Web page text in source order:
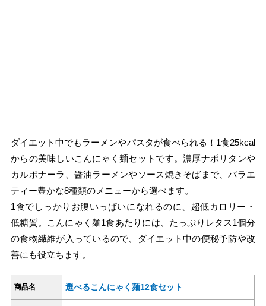
ダイエット中でもラーメンやパスタが食べられる！1食25kcal
からの美味しいこんにゃく麺セットです。濃厚ナポリタンや
カルボナーラ、醤油ラーメンやソース焼きそばまで、バラエ
ティー豊かな8種類のメニューから選べます。
1食でしっかりお腹いっぱいになれるのに、超低カロリー・
低糖質。こんにゃく麺1食あたりには、たっぷりレタス1個分
の食物繊維が入っているので、ダイエット中の便秘予防や改
善にも役立ちます。
商品名 選べるこんにゃく麺12食セット